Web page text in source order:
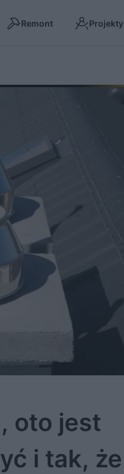
Remont Projekty
oto jest
i tak, że